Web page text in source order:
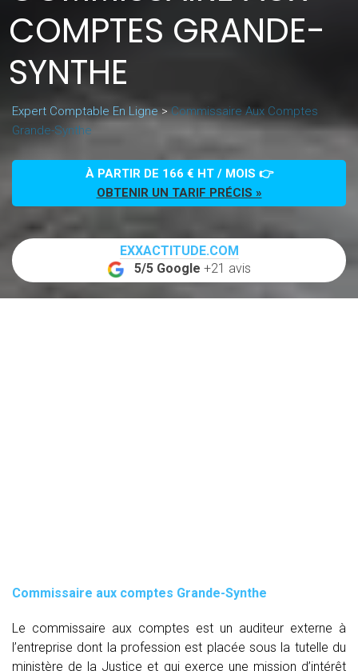
COMPTES GRANDE-
SYNTHE
Expert Comptable En Ligne>Commissaire Aux Comptes
Grande-Synthe
À PARTIR DE 166 € HT / MOIS 👉
OBTENIR UN TARIF PRÉCIS »
EXXACTITUDE.COM
5/5 Google +21 avis
Commissaire aux comptes Grande-Synthe
Le commissaire aux comptes est un auditeur externe à
l’entreprise dont la profession est placée sous la tutelle du
ministère de la Justice et qui exerce une mission d’intérêt